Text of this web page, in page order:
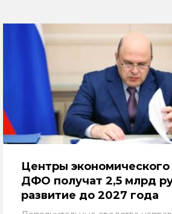
Центры экономического
ДФО получат 2,5 млрд
развитие до 2027 года